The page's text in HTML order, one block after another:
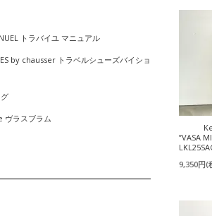
トラバイユ マニュアル
by chausser トラベルシューズバイショ
ヴラスブラム
”VASA
9,350円(